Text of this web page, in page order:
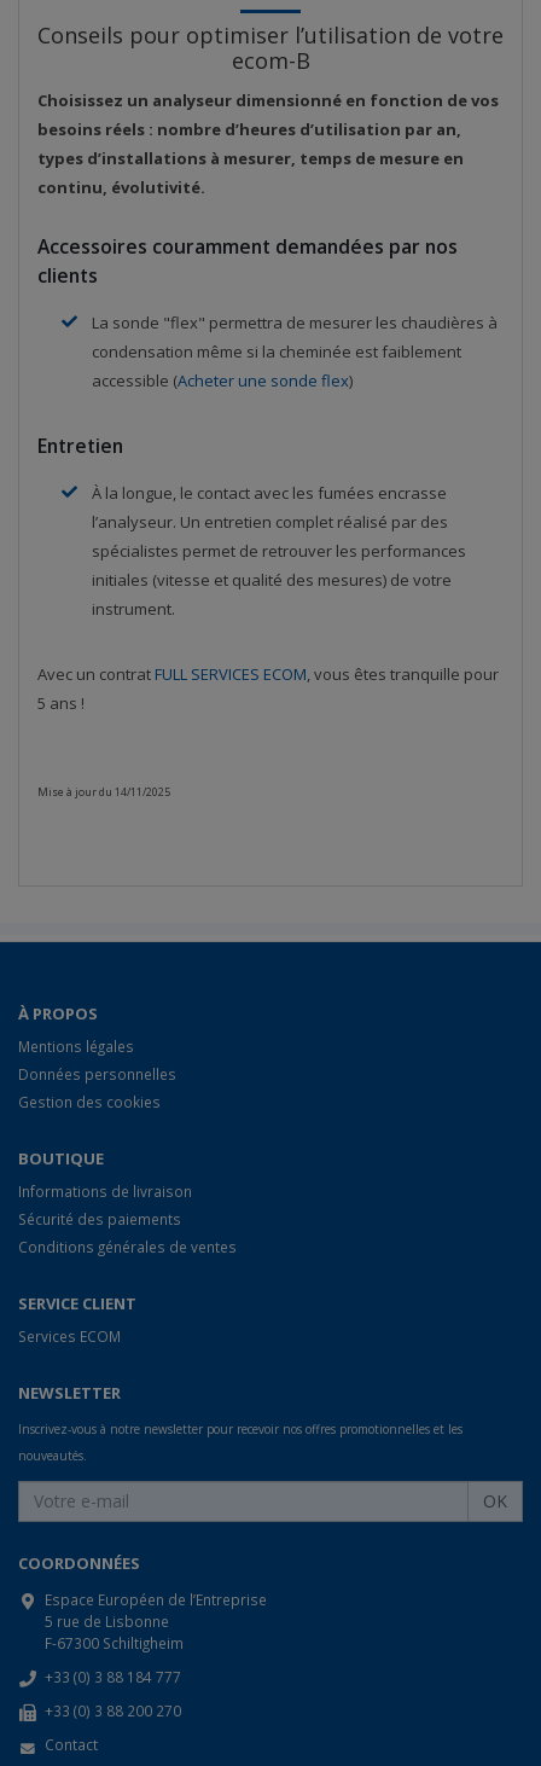
Conseils pour optimiser l’utilisation de votre
ecom-B
Choisissez un analyseur dimensionné en fonction de vos
besoins réels : nombre d’heures d’utilisation par an,
types d’installations à mesurer, temps de mesure en
continu, évolutivité.
Accessoires couramment demandées par nos
clients
La sonde "flex" permettra de mesurer les chaudières à
condensation même si la cheminée est faiblement
accessible (Acheter une sonde flex)
Entretien
À la longue, le contact avec les fumées encrasse
l’analyseur. Un entretien complet réalisé par des
spécialistes permet de retrouver les performances
initiales (vitesse et qualité des mesures) de votre
instrument.
Avec un contrat FULL SERVICES ECOM , vous êtes tranquille pour
5 ans !
Mise à jour du 14/11/2025
À PROPOS
Mentions légales
Données personnelles
Gestion des cookies
BOUTIQUE
Informations de livraison
Sécurité des paiements
Conditions générales de ventes
SERVICE CLIENT
Services ECOM
NEWSLETTER
Inscrivez-vous à notre newsletter pour recevoir nos offres promotionnelles et les
nouveautés.
OK
COORDONNÉES
Espace Européen de l’Entreprise
5 rue de Lisbonne
F-67300 Schiltigheim
+33 (0) 3 88 184 777
+33 (0) 3 88 200 270
Contact